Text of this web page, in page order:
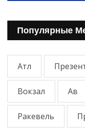
Популярные
Атл
Вокзал Ав
Ракевель